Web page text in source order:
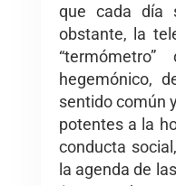
que cada día
obstante, la
hegemónico,
sentido común
potentes a la
conducta
la agenda de